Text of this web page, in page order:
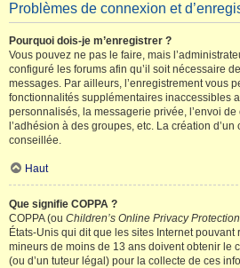
Problèmes de connexion et
Pourquoi dois-je m’enregistrer ?
Vous pouvez ne pas le faire, mais
configuré les forums afin qu’il soit nécessaire
messages. Par ailleurs, l’enregistrement vous
fonctionnalités supplémentaires inaccessibles
personnalisés, la messagerie privée, l’envoi
l’adhésion à des groupes, etc. La création
conseillée.
Haut
Que signifie COPPA ?
COPPA (ou Children’s Online Privacy
États-Unis qui dit que les sites Internet
mineurs de moins de 13 ans doivent obtenir le
(ou d’un tuteur légal) pour la collecte de ces